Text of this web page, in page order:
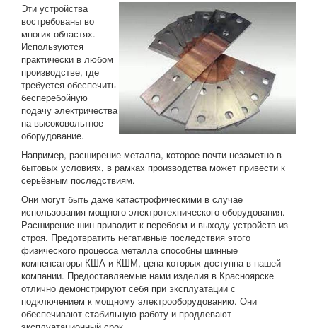
Статьи
Биметаллические пластины
Эти устройства
востребованы во
многих областях.
Используются
практически в любом
производстве, где
требуется обеспечить
бесперебойную
подачу электричества
на высоковольтное
оборудование.
Например, расширение металла, которое почти незаметно в
бытовых условиях, в рамках производства может привести к
серьёзным последствиям.
Они могут быть даже катастрофическими в случае
использования мощного электротехнического оборудования.
Расширение шин приводит к перебоям и выходу устройств из
строя. Предотвратить негативные последствия этого
физического процесса металла способны шинные
компенсаторы КША и КШМ, цена которых доступна в нашей
компании. Предоставляемые нами изделия в Красноярске
отлично демонстрируют себя при эксплуатации с
подключением к мощному электрооборудованию. Они
обеспечивают стабильную работу и продлевают